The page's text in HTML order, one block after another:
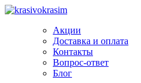
Акции
Доставка и оплата
Контакты
Вопрос-ответ
Блог